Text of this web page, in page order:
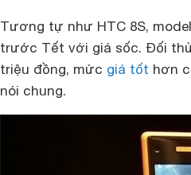
Tương tự như HTC 8S,
trước Tết với giá sốc. Đối
triệu đồng, mức giá tốt hơn
nói chung.